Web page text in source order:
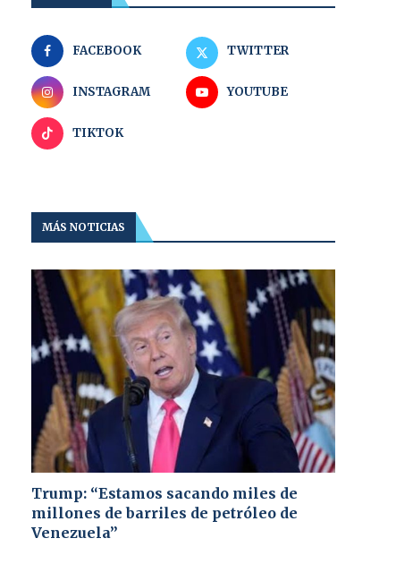
FACEBOOK TWITTER
INSTAGRAM YOUTUBE
TIKTOK
MÁS NOTICIAS
Trump: “Estamos sacando miles de
millones de barriles de petróleo de
Venezuela”